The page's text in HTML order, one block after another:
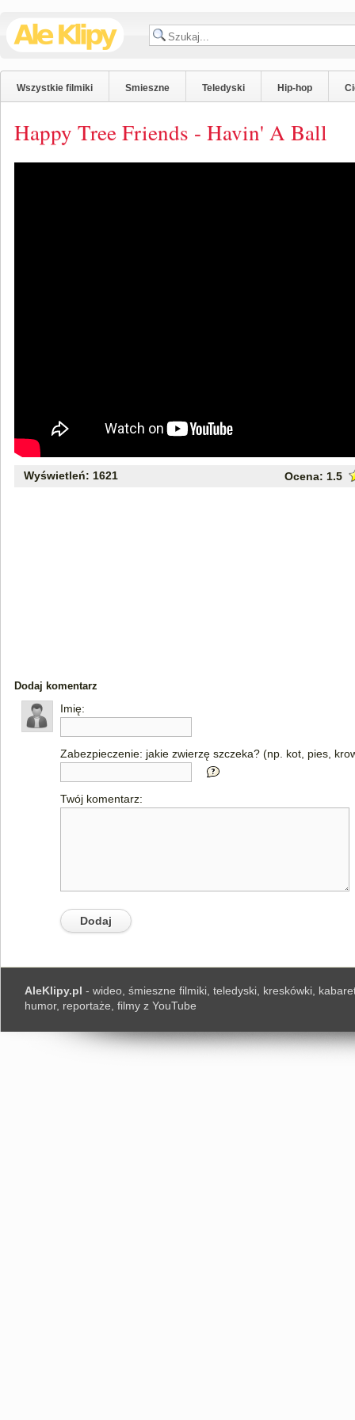
Wszystkie filmiki Smieszne Teledyski Hip-hop
Happy Tree Friends - Havin' A Ball
Wyświetleń: 1621 Ocena: 1.5
Dodaj komentarz
Imię:
Zabezpieczenie: jakie zwierzę szczeka? (np. kot, pies,
Twój komentarz:
AleKlipy.pl - wideo, śmieszne filmiki, teledyski, kreskówki,
humor, reportaże, filmy z YouTube